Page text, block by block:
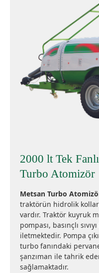
2000 lt Tek
Turbo Atomizör
Metsan Turbo
traktörün hidrolik
vardır. Traktör kuyruk
pompası, basınçlı
iletmektedir. Pompa
turbo fanındaki
şanzıman ile tahrik
sağlamaktadır.